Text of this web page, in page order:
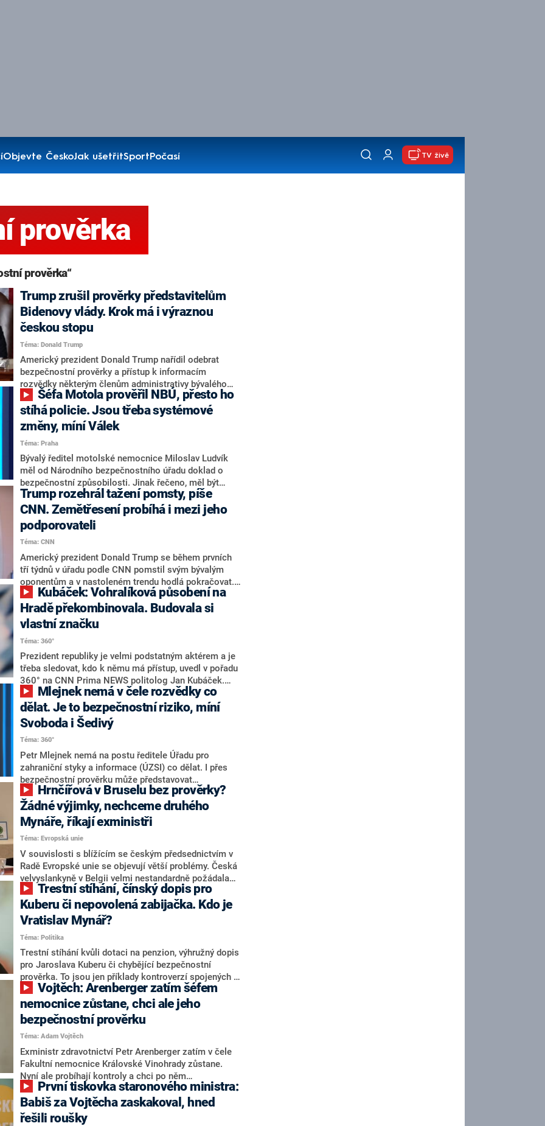
Objevte ČeskoJak ušetřitSportPočasí TV živě
prověrka
prověrka“
Trump zrušil prověrky představitelům
Bidenovy vlády. Krok má i výraznou
českou stopu
Téma: Donald Trump
Americký prezident Donald Trump nařídil odebrat
bezpečnostní prověrky a přístup k informacím
rozvědky některým členům administrativy bývalého
prezidenta Joea Bidena a také například bývalému
velvyslanci v Česku Normanu Eisenovi. V pondělí to
oznámila šéfka tajných služeb Tulsi Gabbardová na
sociální síti X. Denní hlášení s analýzami tajných
služeb už nedostává ani Biden.
stíhá policie. Jsou třeba systémové
změny, míní Válek
Téma: Praha
Bývalý ředitel motolské nemocnice Miloslav Ludvík
měl od Národního bezpečnostního úřadu doklad o
bezpečnostní způsobilosti. Jinak řečeno, měl být
prověřený. I přesto se podle policistů namočil do
korupční kauzy obřích rozměrů. Jak je něco takového
možné, zjišťovaly štáby CNN Prima NEWS.
Trump rozehrál tažení pomsty, píše
CNN. Zemětřesení probíhá i mezi jeho
podporovateli
Téma: CNN
Americký prezident Donald Trump se během prvních
tří týdnů v úřadu podle CNN pomstil svým bývalým
oponentům a v nastoleném trendu hodlá pokračovat.
V hledáčku má řadu jmen z administrativy Joea
Bidena. Zemětřesení probíhá i na takových místech
jako jsou národní archiv nebo národní kulturní
centrum.
Hradě překombinovala. Budovala si
vlastní značku
Téma: 360°
Prezident republiky je velmi podstatným aktérem a je
třeba sledovat, kdo k němu má přístup, uvedl v pořadu
360° na CNN Prima NEWS politolog Jan Kubáček.
Daný člověk totiž zastává roli jakéhosi dveřníka, skrze
kterého proudí veškerá politická komunikace. Vedoucí
prezidentské kanceláře Jana Vohralíková podle něj
své působení na Hradě překombinovala.
dělat. Je to bezpečnostní riziko, míní
Svoboda i Šedivý
Téma: 360°
Petr Mlejnek nemá na postu ředitele Úřadu pro
zahraniční styky a informace (ÚZSI) co dělat. I přes
bezpečnostní prověrku může představovat
bezpečnostní riziko. V pořadu 360° na CNN Prima
NEWS to řekli exministr zahraničí Cyril Svoboda (KDU-
ČSL) a bývalý náčelník generálního štábu Jiří Šedivý.
Kritický byl také investigativní novinář Janek Kroupa.
Žádné výjimky, nechceme druhého
Mynáře, říkají exministři
Téma: Evropská unie
V souvislosti s blížícím se českým předsednictvím v
Radě Evropské unie se objevují větší problémy. Česká
velvyslankyně v Belgii velmi nestandardně požádala
Prahu, aby nová mluvčí českého předsednictví Eva
Hrnčířová nemusela mít prověrku na stupeň tajné.
Tato pozice ho nicméně vyžaduje. Úřad v Bruselu tvrdí,
že takový stupeň prověření mluvčí pro svou práci
nepotřebuje. Bývalý ministři zahraničí nerozumí tomu,
proč by někdo o takovou výjimku měl vůbec žádat a
jeden z nich dokonce přirovnal situaci ke kauze
kancléře Mynáře.
Kuberu či nepovolená zabijačka. Kdo je
Vratislav Mynář?
Téma: Politika
Trestní stíhání kvůli dotaci na penzion, výhružný dopis
pro Jaroslava Kuberu či chybějící bezpečnostní
prověrka. To jsou jen příklady kontroverzí spojených s
hradním kancléřem Vratislavem Mynářem. Tomu teď
navíc přibylo „na účet“ také zatajování zdravotního
stavu prezidenta Miloše Zemana. Ten podle lékařů z
vojenské nemocnice není schopen vykonávat pracovní
povinnosti a Mynář to věděl. Přesto o tom
neinformoval ani nejvyšší ústavní činitele, ani
veřejnost.
nemocnice zůstane, chci ale jeho
bezpečnostní prověrku
Téma: Adam Vojtěch
Exministr zdravotnictví Petr Arenberger zatím v čele
Fakultní nemocnice Královské Vinohrady zůstane.
Nyní ale probíhají kontroly a chci po něm
bezpečnostní prověrku. V pořadu Nový den na CNN
Prima NEWS to sdělil současný šéf resortu Adam
Vojtěch (za ANO).
Babiš za Vojtěcha zaskakoval, hned
řešili roušky